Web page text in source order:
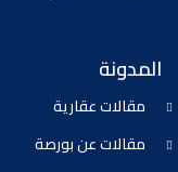
المدونة
مقالات عقارية
مقالات عن بورصة